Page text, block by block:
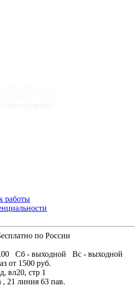
работы
по России
Сб - выходной Вс - выходной
от 1500 руб.
вл20, стр 1
21 линия 63 пав.